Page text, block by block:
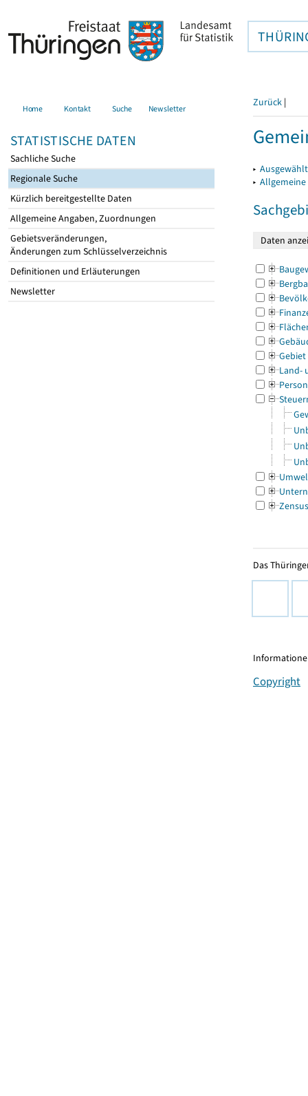
Home Kontakt Suche Newsletter
STATISTISCHE DATEN
Sachliche Suche
Regionale Suche
Kürzlich bereitgestellte Daten
Allgemeine Angaben, Zuordnungen
Gebietsveränderungen,
Änderungen zum Schlüsselverzeichnis
Definitionen und Erläuterungen
Newsletter
Zurück |
▸
▸
Gebiet
Land-
Zensus
Das
Copyright